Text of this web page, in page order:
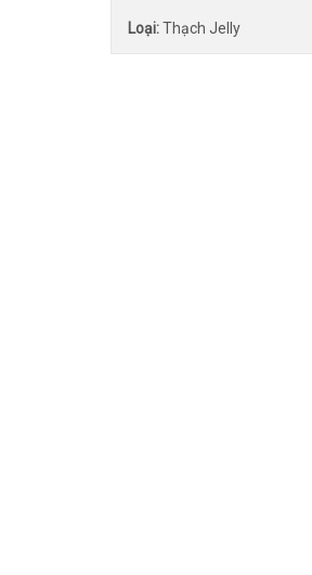
Loại:Thạch Jelly